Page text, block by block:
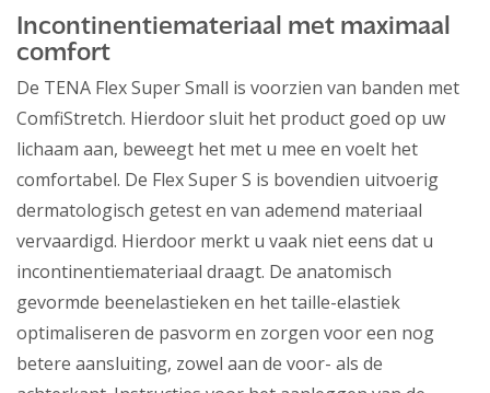
Incontinentiemateriaal met maximaal
comfort
De TENA Flex Super Small is voorzien van banden met
ComfiStretch. Hierdoor sluit het product goed op uw
lichaam aan, beweegt het met u mee en voelt het
comfortabel. De Flex Super S is bovendien uitvoerig
dermatologisch getest en van ademend materiaal
vervaardigd. Hierdoor merkt u vaak niet eens dat u
incontinentiemateriaal draagt. De anatomisch
gevormde beenelastieken en het taille-elastiek
optimaliseren de pasvorm en zorgen voor een nog
betere aansluiting, zowel aan de voor- als de